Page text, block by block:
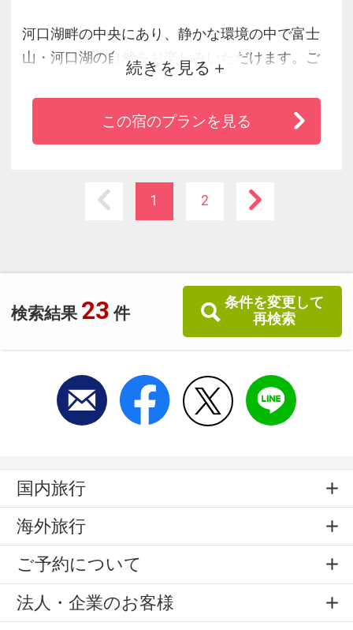
検索結果 23 件
条件を変更して
再検索
河口湖畔の中央にあり、静かな環境の中で富士
山・河口湖の自然をお楽しみいただけます。ご
家族でのご旅行、又グループでのご旅行、企業
の研修等に最適なロケーションをご提供いたし
続きを見る
この宿のプランを見る
1 2
国内旅行
海外旅行
ご予約について
法人・企業のお客様